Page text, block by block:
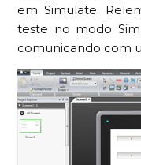
em Simulate.
teste no modo
comunicando com